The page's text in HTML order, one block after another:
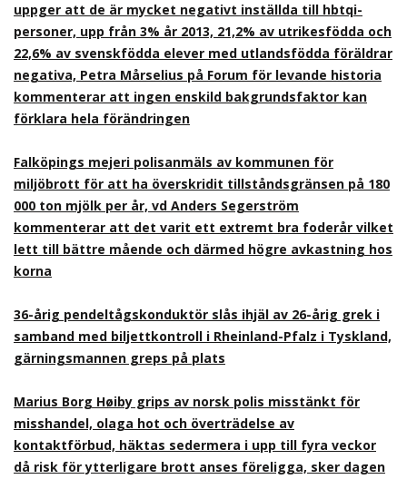
uppger att de är mycket negativt inställda till hbtqi-
personer, upp från 3% år 2013, 21,2% av utrikesfödda och
22,6% av svenskfödda elever med utlandsfödda föräldrar
negativa, Petra Mårselius på Forum för levande historia
kommenterar att ingen enskild bakgrundsfaktor kan
förklara hela förändringen
Falköpings mejeri polisanmäls av kommunen för
miljöbrott för att ha överskridit tillståndsgränsen på 180
000 ton mjölk per år, vd Anders Segerström
kommenterar att det varit ett extremt bra foderår vilket
lett till bättre mående och därmed högre avkastning hos
korna
36-årig pendeltågskonduktör slås ihjäl av 26-årig grek i
samband med biljettkontroll i Rheinland-Pfalz i Tyskland,
gärningsmannen greps på plats
Marius Borg Høiby grips av norsk polis misstänkt för
misshandel, olaga hot och överträdelse av
kontaktförbud, häktas sedermera i upp till fyra veckor
då risk för ytterligare brott anses föreligga, sker dagen